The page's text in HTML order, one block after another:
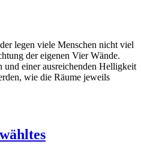
legen viele Menschen nicht viel
der eigenen Vier Wände.
und einer ausreichenden Helligkeit
wie die Räume jeweils